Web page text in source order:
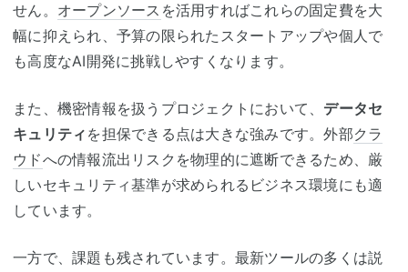
せん。 オープンソース を活用すればこれらの固定費を大
幅に抑えられ、予算の限られたスタートアップや個人で
も高度なAI開発に挑戦しやすくなります。
また、機密情報を扱うプロジェクトにおいて、 データセ
キュリティ を担保できる点は大きな強みです。外部クラ
ウドへの情報流出リスクを物理的に遮断できるため、厳
しいセキュリティ基準が求められるビジネス環境にも適
しています。
一方で、課題も残されています。最新ツールの多くは説